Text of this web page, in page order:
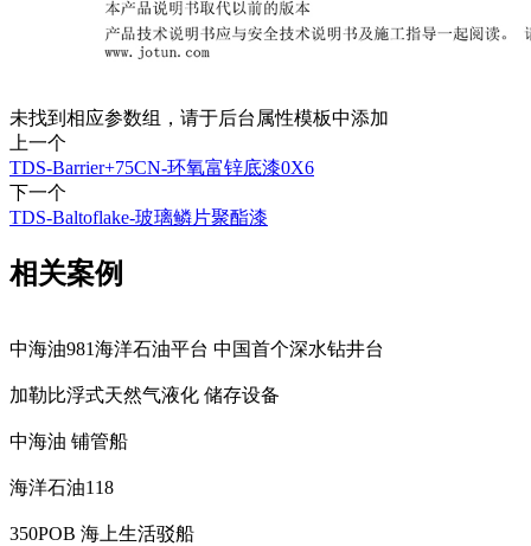
未找到相应参数组，请于后台属性模板中添加
上一个
TDS-Barrier+75CN-环氧富锌底漆0X6
下一个
TDS-Baltoflake-玻璃鳞片聚酯漆
相关案例
中海油981海洋石油平台 中国首个深水钻井台
加勒比浮式天然气液化 储存设备
中海油 铺管船
海洋石油118
350POB 海上生活驳船